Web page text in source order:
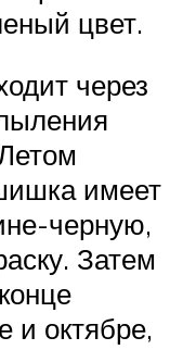
цвет.
через
имеет
черную,
Затем
и октябре,